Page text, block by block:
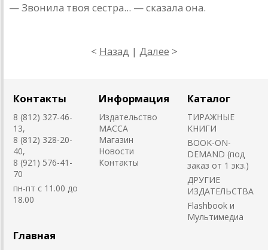
— Звонила твоя сестра... — сказала она.
< Назад | Далее >
Контакты
8 (812) 327-46-
13,
8 (812) 328-20-
40,
8 (921) 576-41-
70
пн-пт с 11.00 до
18.00
Информация
Издательство
MACCA
Магазин
Новости
Контакты
Каталог
ТИРАЖНЫЕ
КНИГИ
BOOK-ON-
DEMAND (под
заказ от 1 экз.)
ДРУГИЕ
ИЗДАТЕЛЬСТВА
Flashbook и
Мультимедиа
Главная